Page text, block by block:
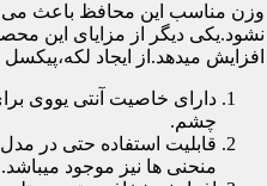
وزن مناسب این محافظ باعث می
نشود.یکی دیگر از مزایای این
افزایش میدهد.از ایجاد
دارای خاصیت آنتی یووی
چشم.
قابلیت استفاده حتی در
منحنی ها نیز موجود میباشد.